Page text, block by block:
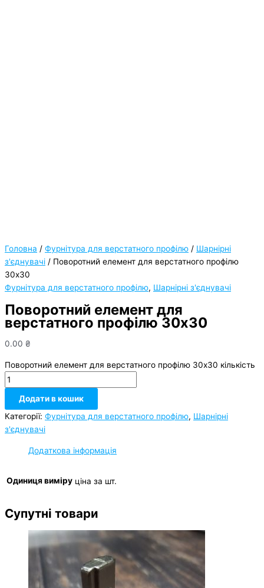
Головна / Фурнітура для верстатного профілю / Шарнірні
з'єднувачі / Поворотний елемент для верстатного профілю
30х30
Фурнітура для верстатного профілю, Шарнірні з'єднувачі
Поворотний елемент для
верстатного профілю 30х30
0.00 ₴
Поворотний елемент для верстатного профілю 30х30 кількість
Додати в кошик
Категорії: Фурнітура для верстатного профілю, Шарнірні
з'єднувачі
Додаткова інформація
Одиниця виміру ціна за шт.
Супутні товари